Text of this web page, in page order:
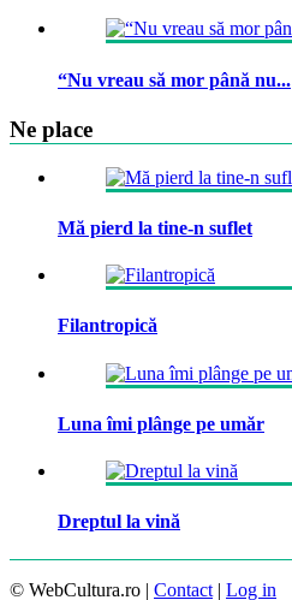
“Nu vreau să mor până nu...
Ne place
Mă pierd la tine-n suflet
Filantropică
Luna îmi plânge pe umăr
Dreptul la vină
© WebCultura.ro | Contact | Log in